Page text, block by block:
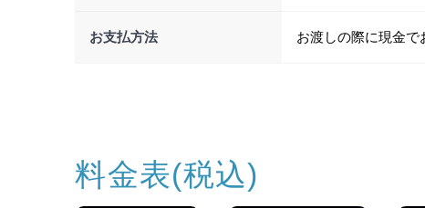
お支払方法 お渡しの際に現金で
料金表(税込)